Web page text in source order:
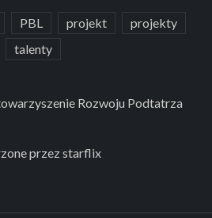
PBL projekt
projekty
talenty
Rozwoju Podtatrza
przezstarflix